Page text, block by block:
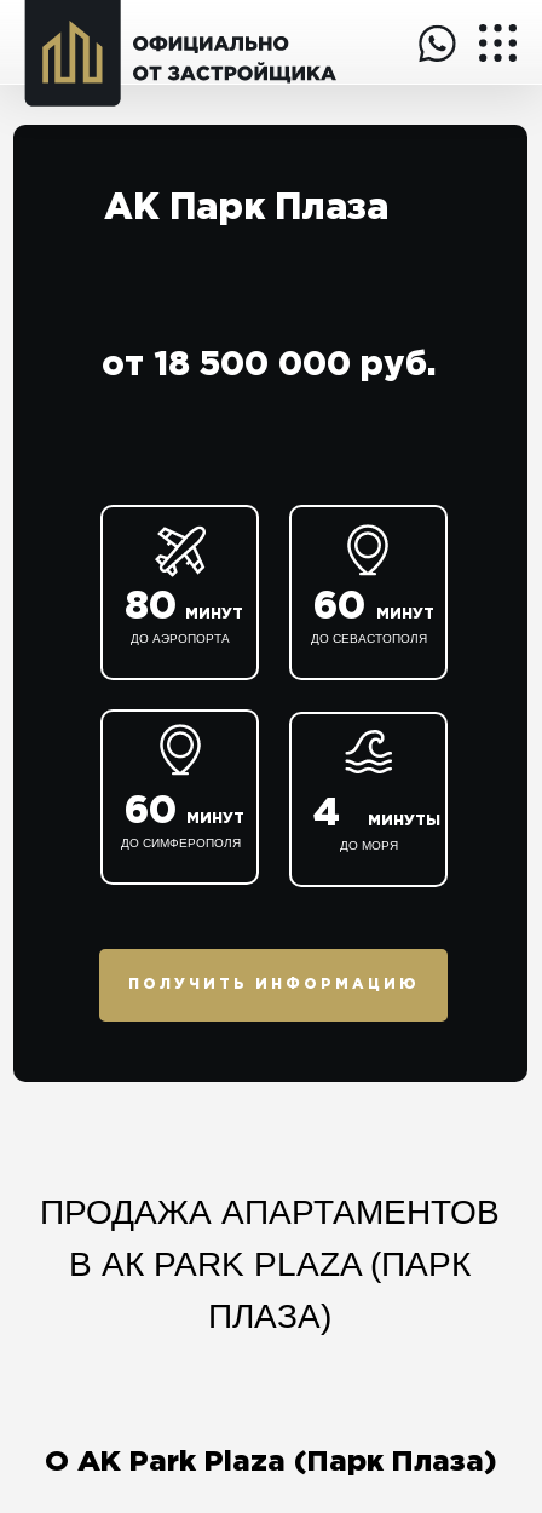
от 18 500 000 руб.
80
МИНУТ
ДО АЭРОПОРТА
АК Парк Плаза
ПОЛУЧИТЬ ИНФОРМАЦИЮ
4
МИНУТЫ
ДО МОРЯ
60
МИНУТ
ДО СЕВАСТОПОЛЯ
60
МИНУТ
ДО СИМФЕРОПОЛЯ
ПРОДАЖА АПАРТАМЕНТОВ
В АК PARK PLAZA (ПАРК
ПЛАЗА)
О АК Park Plaza (Парк Плаза)